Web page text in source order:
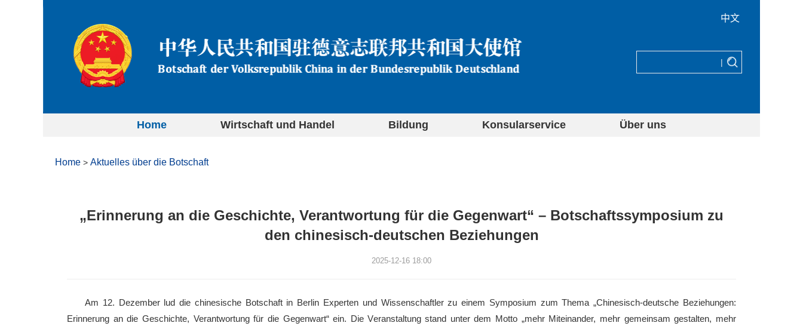
中文
|
Home Wirtschaft und Handel Bildung Konsularservice Über uns
Home > Aktuelles über die Botschaft
„Erinnerung an die Geschichte, Verantwortung für die Gegenwart“ – Botschaftssymposium zu
den chinesisch-deutschen Beziehungen
2025-12-16 18:00
Am 12. Dezember lud die chinesische Botschaft in Berlin Experten und Wissenschaftler zu einem Symposium zum Thema „Chinesisch-deutsche Beziehungen:
Erinnerung an die Geschichte, Verantwortung für die Gegenwart“ ein. Die Veranstaltung stand unter dem Motto „mehr Miteinander, mehr gemeinsam gestalten, mehr